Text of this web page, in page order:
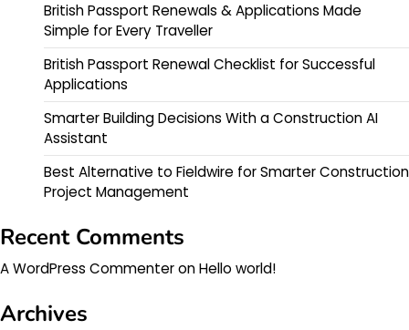
British Passport Renewals & Applications Made
Simple for Every Traveller
British Passport Renewal Checklist for Successful
Applications
Smarter Building Decisions With a Construction AI
Assistant
Best Alternative to Fieldwire for Smarter Construction
Project Management
Recent Comments
A WordPress CommenteronHello world!
Archives